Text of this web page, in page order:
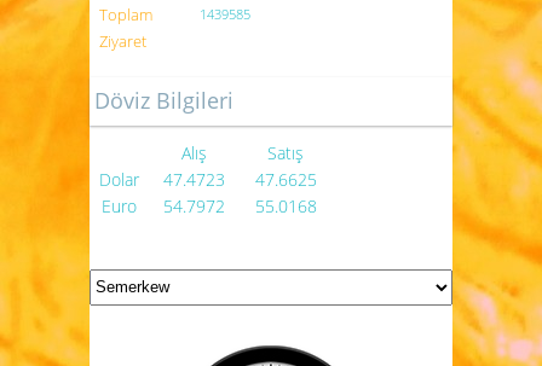
Toplam
Ziyaret
1439585
Döviz Bilgileri
Alış
Satış
Dolar
47.4723
47.6625
Euro
54.7972 55.0168